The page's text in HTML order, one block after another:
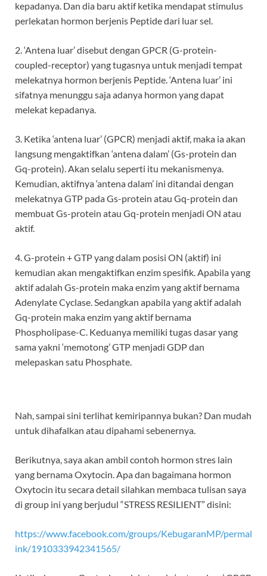
kepadanya. Dan dia baru aktif ketika mendapat stimulus
perlekatan hormon berjenis Peptide dari luar sel.
2. ‘Antena luar’ disebut dengan GPCR (G-protein-
coupled-receptor) yang tugasnya untuk menjadi tempat
melekatnya hormon berjenis Peptide. ‘Antena luar’ ini
sifatnya menunggu saja adanya hormon yang dapat
melekat kepadanya.
3. Ketika ‘antena luar’ (GPCR) menjadi aktif, maka ia akan
langsung mengaktifkan ‘antena dalam’ (Gs-protein dan
Gq-protein). Akan selalu seperti itu mekanismenya.
Kemudian, aktifnya ‘antena dalam’ ini ditandai dengan
melekatnya GTP pada Gs-protein atau Gq-protein dan
membuat Gs-protein atau Gq-protein menjadi ON atau
aktif.
4. G-protein + GTP yang dalam posisi ON (aktif) ini
kemudian akan mengaktifkan enzim spesifik. Apabila yang
aktif adalah Gs-protein maka enzim yang aktif bernama
Adenylate Cyclase. Sedangkan apabila yang aktif adalah
Gq-protein maka enzim yang aktif bernama
Phospholipase-C. Keduanya memiliki tugas dasar yang
sama yakni ‘memotong’ GTP menjadi GDP dan
melepaskan satu Phosphate.
Nah, sampai sini terlihat kemiripannya bukan? Dan mudah
untuk dihafalkan atau dipahami sebenernya.
Berikutnya, saya akan ambil contoh hormon stres lain
yang bernama Oxytocin. Apa dan bagaimana hormon
Oxytocin itu secara detail silahkan membaca tulisan saya
di group ini yang berjudul “STRESS RESILIENT” disini:
https://www.facebook.com/groups/KebugaranMP/permal
ink/1910333942341565/